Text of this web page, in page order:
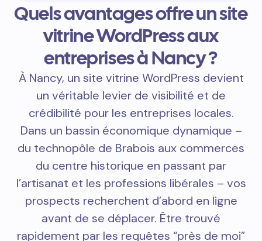
Quels avantages offre un site
vitrine WordPress aux
entreprises à Nancy ?
À Nancy, un site vitrine WordPress devient
un véritable levier de visibilité et de
crédibilité pour les entreprises locales.
Dans un bassin économique dynamique –
du technopôle de Brabois aux commerces
du centre historique en passant par
l’artisanat et les professions libérales – vos
prospects recherchent d’abord en ligne
avant de se déplacer. Être trouvé
rapidement par les requêtes “près de moi”